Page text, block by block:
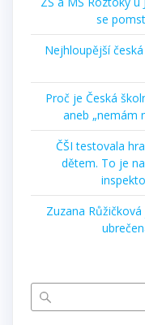
se
Nejhloupější
Proč je Česká
aneb „nemám
ČŠI testovala
dětem. To je
Zuzana